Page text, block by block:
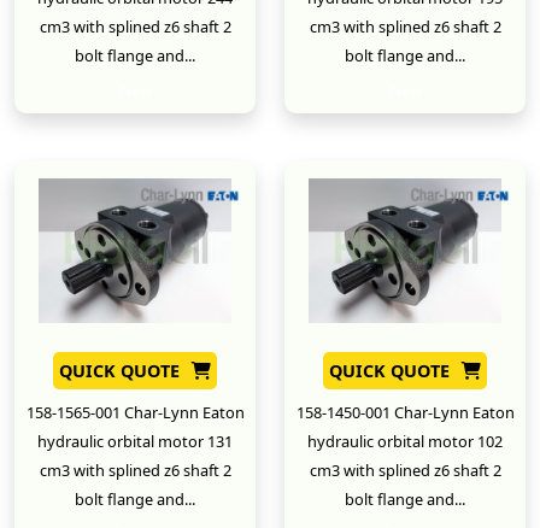
cm3 with splined z6 shaft 2
bolt flange and...
cm3 with splined z6 shaft 2
bolt flange and...
QUICK QUOTE
158-1565-001 Char-Lynn Eaton
hydraulic orbital motor 131
cm3 with splined z6 shaft 2
bolt flange and...
QUICK QUOTE
158-1450-001 Char-Lynn Eaton
hydraulic orbital motor 102
cm3 with splined z6 shaft 2
bolt flange and...